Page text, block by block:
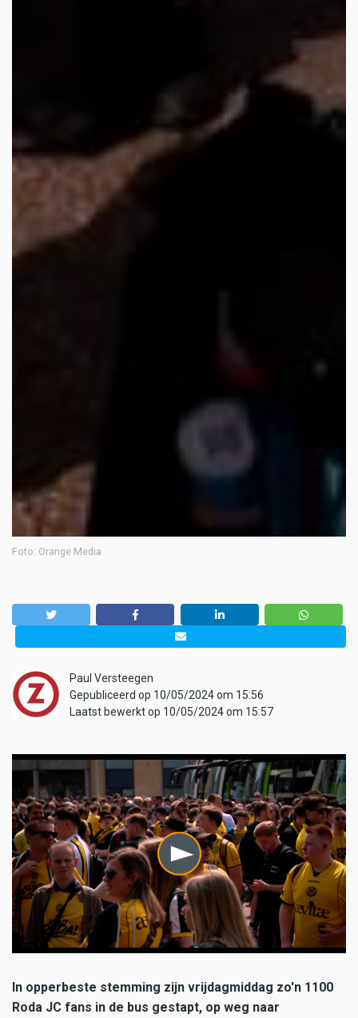
Foto: Orange Media
Paul Versteegen
Gepubliceerd op 10/05/2024 om 15:56
Laatst bewerkt op 10/05/2024 om 15:57
In opperbeste stemming zijn vrijdagmiddag zo'n 1100
Roda JC fans in de bus gestapt, op weg naar